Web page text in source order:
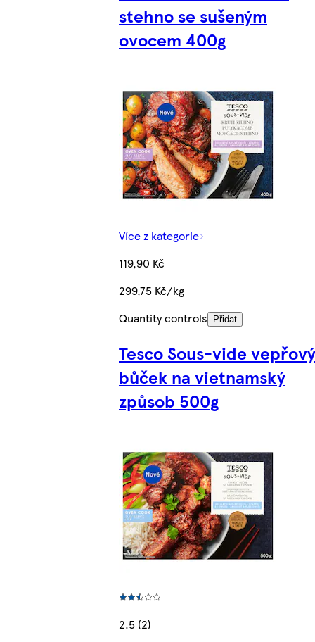
stehno se sušeným
ovocem 400g
Více z kategorie
119,90 Kč
299,75 Kč/kg
Quantity controls
Přidat
Tesco Sous-vide vepřový
bůček na vietnamský
způsob 500g
2.5 (2)